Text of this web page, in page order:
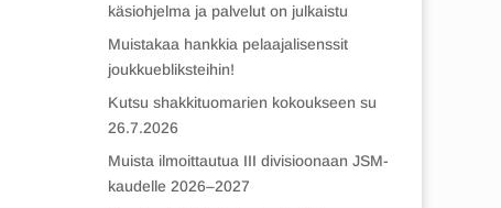
käsiohjelma ja palvelut on julkaistu
Muistakaa hankkia pelaajalisenssit
joukkuebliksteihin!
Kutsu shakkituomarien kokoukseen su
26.7.2026
Muista ilmoittautua III divisioonaan JSM-
kaudelle 2026–2027